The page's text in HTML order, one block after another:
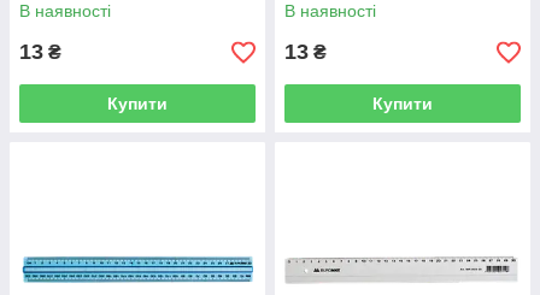
В наявності
13 ₴
Купити
В наявності
13 ₴
Купити